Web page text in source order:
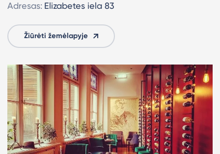
Adresas: Elizabetes iela 83
Žiūrėti žemėlapyje